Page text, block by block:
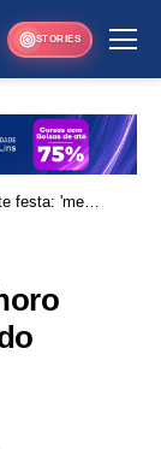
STORIES
festa: 'me